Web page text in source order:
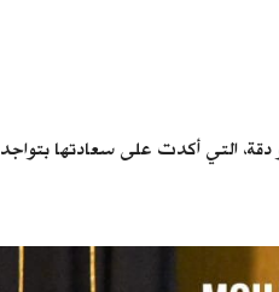
التي أكدت على سعادتها